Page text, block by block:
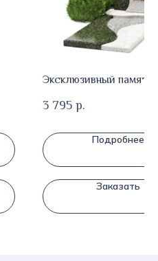
Эксклюзивный
3 795 р.
Подробнее
Заказать